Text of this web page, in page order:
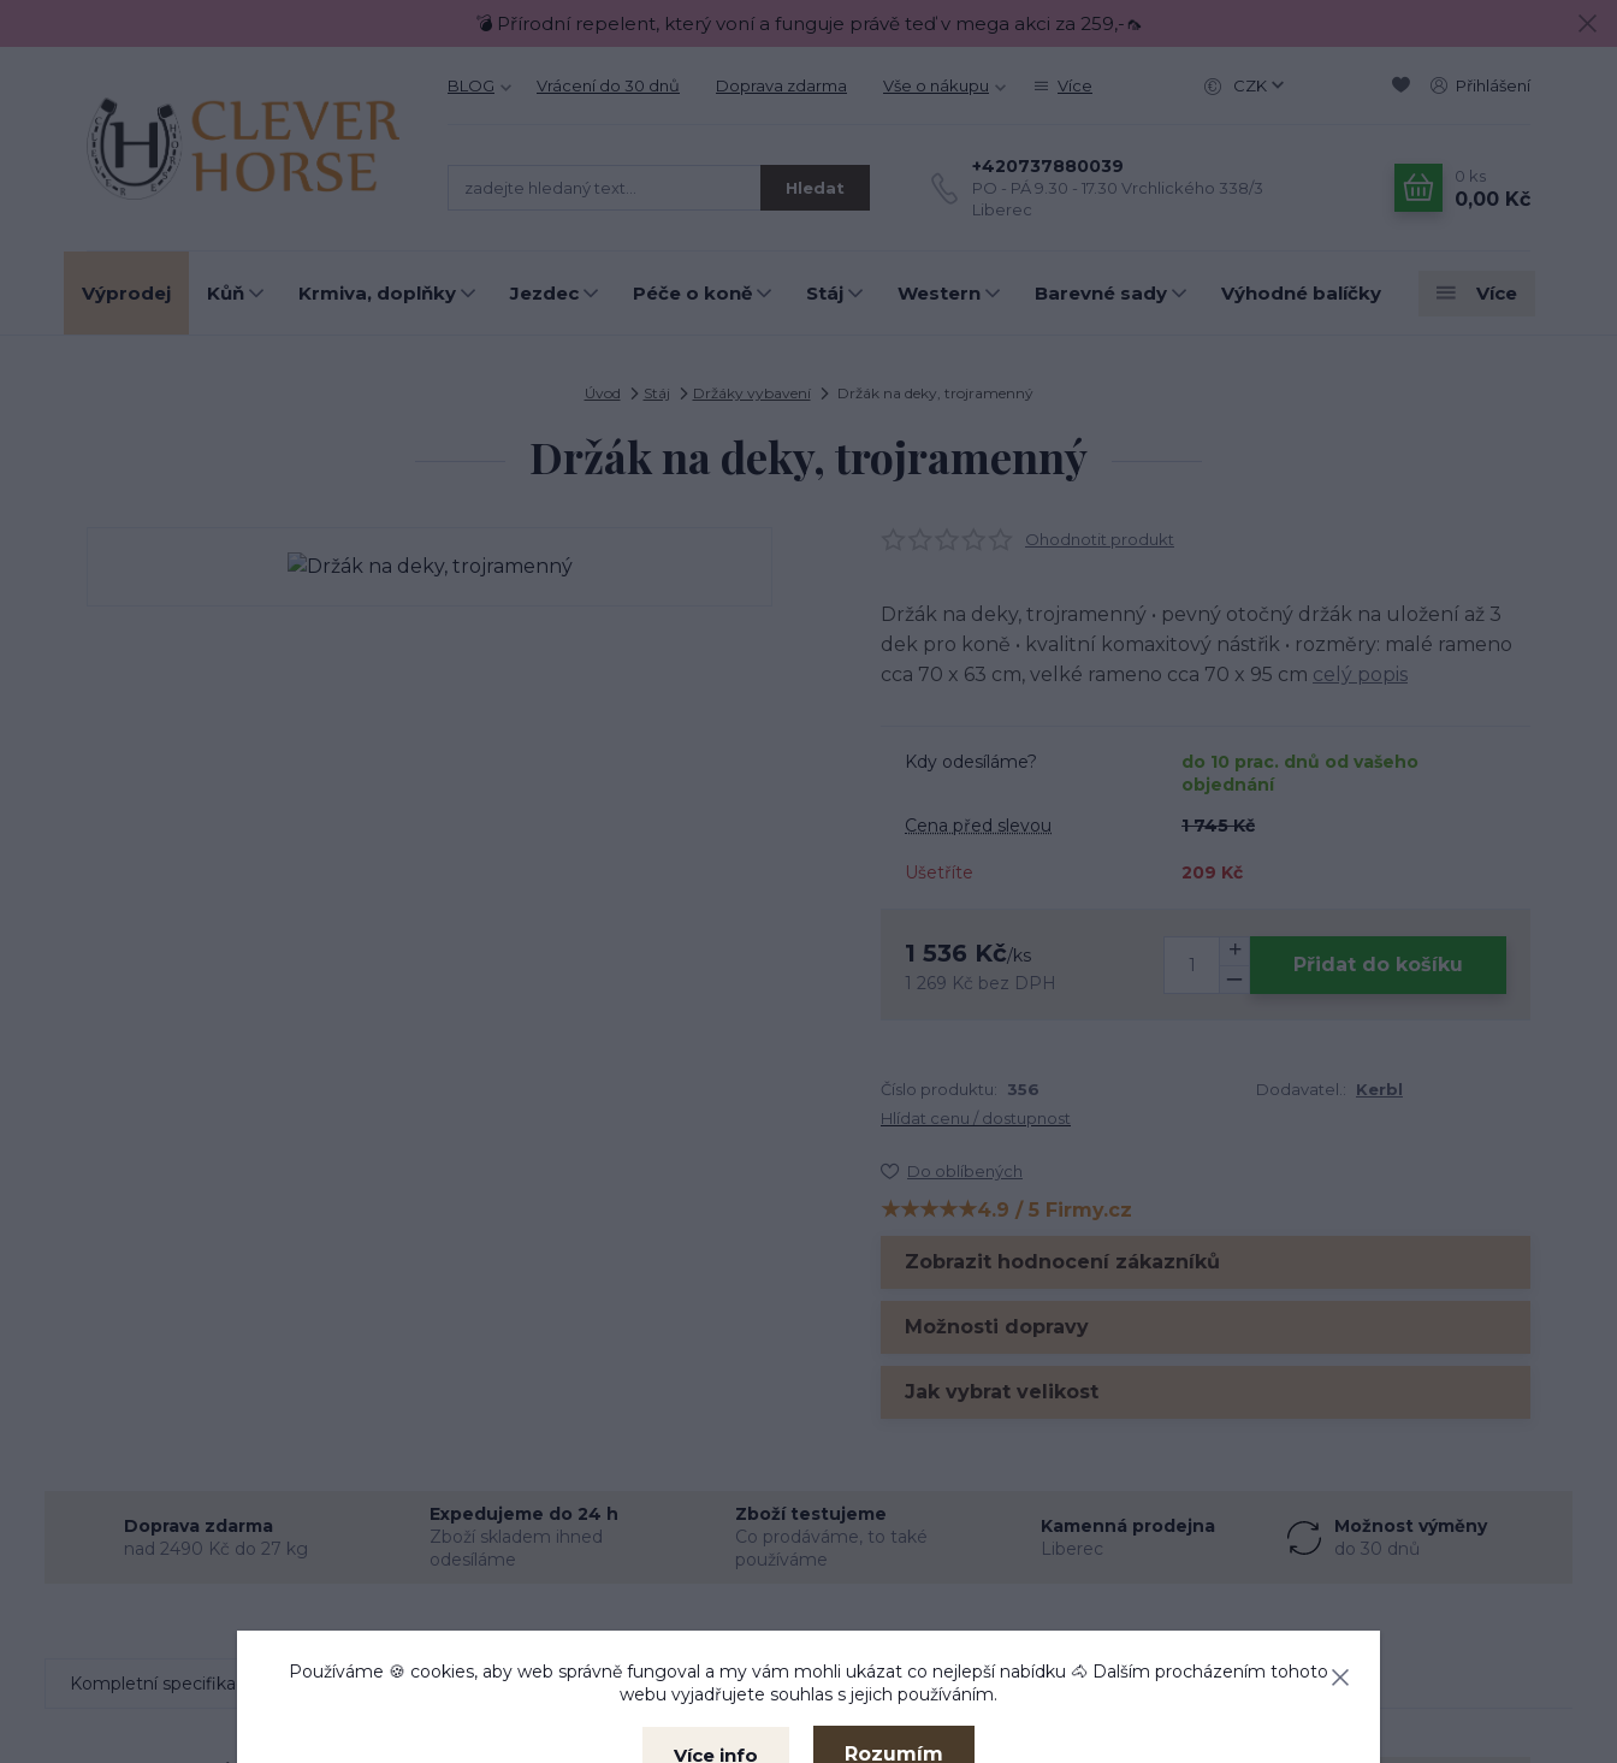
💣 Přírodní repelent, který voní a funguje právě teď v mega akci za 259,-🦟
BLOG Vrácení do 30 dnů Doprava zdarma Vše o nákupu Více CZK Přihlášení
Hledat
+420737880039
PO - PÁ 9.30 - 17.30 Vrchlického 338/3
Liberec
0 ks
0,00 Kč
Výprodej Kůň Krmiva, doplňky Jezdec Péče o koně Stáj Western Barevné sady Výhodné balíčky Více
Úvod Stáj Držáky vybavení Držák na deky, trojramenný
Držák na deky, trojramenný
Ohodnotit produkt
Držák na deky, trojramenný • pevný otočný držák na uložení až 3
dek pro koně • kvalitní komaxitový nástřik • rozměry: malé rameno
cca 70 x 63 cm, velké rameno cca 70 x 95 cm celý popis
Kdy odesíláme?
do 10 prac. dnů od vašeho
objednání
Cena před slevou
1 745 Kč
Ušetříte 209 Kč
1 536 Kč/ks
1 269 Kč bez DPH
Přidat do košíku
Číslo produktu: 356 Dodavatel.:
Kerbl
Hlídat cenu / dostupnost
Do oblíbených
Hodnocení na Firmy.cz
★★★★★4.9 / 5 Firmy.cz
Zobrazit hodnocení zákazníků
Možnosti dopravy
Jak vybrat velikost
Doprava zdarma
nad 2490 Kč do 27 kg
Expedujeme do 24 h
Zboží skladem ihned
odesíláme
Zboží testujeme
Co prodáváme, to také
používáme
Kamenná prodejna
Liberec
Možnost výměny
do 30 dnů
Kompletní specifikace Hodnocení 0
Používáme 🍪 cookies, aby web správně fungoval a my vám mohli ukázat co nejlepší nabídku 🐴 Dalším procházením tohoto
webu vyjadřujete souhlas s jejich používáním.
Více info Rozumím